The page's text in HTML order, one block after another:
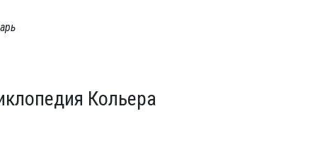
Кольера